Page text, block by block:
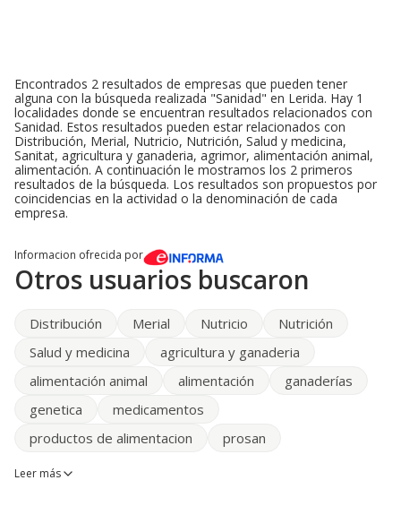
Encontrados 2 resultados de empresas que pueden tener
alguna con la búsqueda realizada "Sanidad" en Lerida. Hay 1
localidades donde se encuentran resultados relacionados con
Sanidad. Estos resultados pueden estar relacionados con
Distribución, Merial, Nutricio, Nutrición, Salud y medicina,
Sanitat, agricultura y ganaderia, agrimor, alimentación animal,
alimentación. A continuación le mostramos los 2 primeros
resultados de la búsqueda. Los resultados son propuestos por
coincidencias en la actividad o la denominación de cada
empresa.
Informacion ofrecida por
Otros usuarios buscaron
Distribución Merial Nutricio
Nutrición
Salud y medicina
agricultura y ganaderia
alimentación animal
alimentación
ganaderías
genetica
medicamentos
productos de alimentacion
prosan
Leer más